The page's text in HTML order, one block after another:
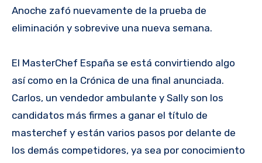
Anoche zafó nuevamente de la prueba de
eliminación y sobrevive una nueva semana.
El MasterChef España se está convirtiendo algo
así como en la Crónica de una final anunciada.
Carlos, un vendedor ambulante y Sally son los
candidatos más firmes a ganar el título de
masterchef y están varios pasos por delante de
los demás competidores, ya sea por conocimiento